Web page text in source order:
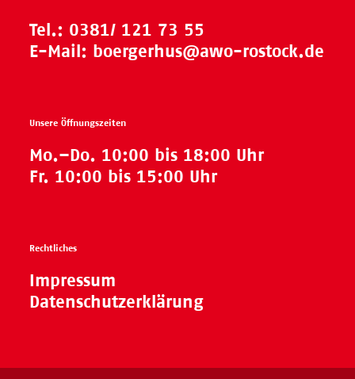
Tel.: 0381/ 121 73 55
E-Mail: boergerhus@awo-rostock.de
Unsere Öffnungszeiten
Mo.–Do. 10:00 bis 18:00 Uhr
Fr. 10:00 bis 15:00 Uhr
Rechtliches
Impressum
Datenschutzerklärung